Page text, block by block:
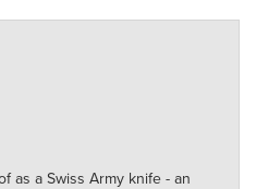
as a Swiss Army knife - an